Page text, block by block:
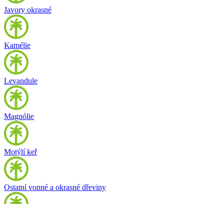
Javory okrasné
Kamélie
Levandule
Magnólie
Motýlí keř
Ostatní vonné a okrasné dřeviny